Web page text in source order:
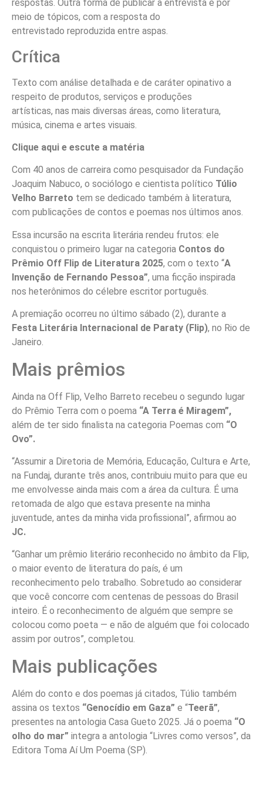
respostas. Outra forma de publicar a entrevista é por
meio de tópicos, com a resposta do
entrevistado reproduzida entre aspas.
Crítica
Texto com análise detalhada e de caráter opinativo a
respeito de produtos, serviços e produções
artísticas, nas mais diversas áreas, como literatura,
música, cinema e artes visuais.
Clique aqui e escute a matéria
Com 40 anos de carreira como pesquisador da Fundação
Joaquim Nabuco, o sociólogo e cientista político Túlio
Velho Barreto tem se dedicado também à literatura,
com publicações de contos e poemas nos últimos anos.
Essa incursão na escrita literária rendeu frutos: ele
conquistou o primeiro lugar na categoria Contos do
Prêmio Off Flip de Literatura 2025, com o texto “A
Invenção de Fernando Pessoa”, uma ficção inspirada
nos heterônimos do célebre escritor português.
A premiação ocorreu no último sábado (2), durante a
Festa Literária Internacional de Paraty (Flip), no Rio de
Janeiro.
Mais prêmios
Ainda na Off Flip, Velho Barreto recebeu o segundo lugar
do Prêmio Terra com o poema “A Terra é Miragem”,
além de ter sido finalista na categoria Poemas com “O
Ovo”.
“Assumir a Diretoria de Memória, Educação, Cultura e Arte,
na Fundaj, durante três anos, contribuiu muito para que eu
me envolvesse ainda mais com a área da cultura. É uma
retomada de algo que estava presente na minha
juventude, antes da minha vida profissional”, afirmou ao
JC.
“Ganhar um prêmio literário reconhecido no âmbito da Flip,
o maior evento de literatura do país, é um
reconhecimento pelo trabalho. Sobretudo ao considerar
que você concorre com centenas de pessoas do Brasil
inteiro. É o reconhecimento de alguém que sempre se
colocou como poeta — e não de alguém que foi colocado
assim por outros”, completou.
Mais publicações
Além do conto e dos poemas já citados, Túlio também
assina os textos “Genocídio em Gaza” e “Teerã”,
presentes na antologia Casa Gueto 2025. Já o poema “O
olho do mar” integra a antologia “Livres como versos”, da
Editora Toma Aí Um Poema (SP).